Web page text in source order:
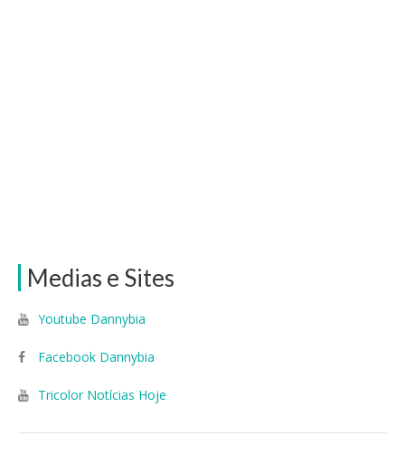
Medias e Sites
Youtube Dannybia
Facebook Dannybia
Tricolor Notícias Hoje